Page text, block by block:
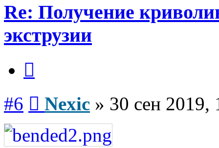
Re: Получение
экструзии
#6 Nexic » 30 сен 2019,